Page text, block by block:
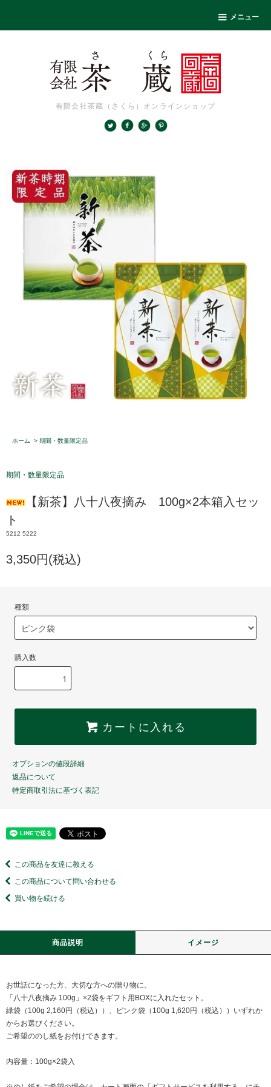
メニュー
有限会社茶蔵（さくら）オンラインショップ
ホーム > 期間・数量限定品
期間・数量限定品
【新茶】八十八夜摘み 100g×2本箱入セッ
ト
5212 5222
3,350円(税込)
種類
購入数
カートに入れる
オプションの値段詳細
返品について
特定商取引法に基づく表記
この商品を友達に教える
この商品について問い合わせる
買い物を続ける
商品説明 イメージ
お世話になった方、大切な方への贈り物に。
「八十八夜摘み 100g」×2袋をギフト用BOXに入れたセット。
緑袋（100g 2,160円（税込））、ピンク袋（100g 1,620円（税込））いずれか
からお選びください。
ご希望ののし紙をお付けできます。
内容量：100g×2袋入